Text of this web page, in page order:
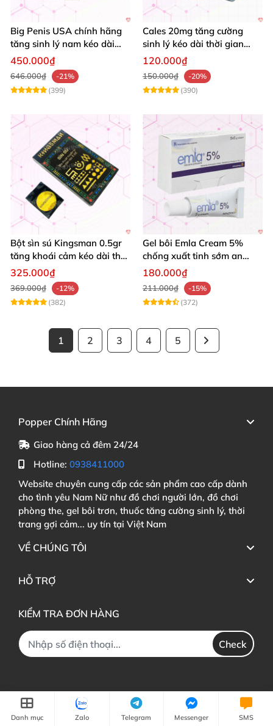
Big Penis USA chính hãng
tăng sinh lý nam kéo dài
thời gian cường dương hộp
450.000₫
646.000₫
-21%
(399)
Cales 20mg tăng cường
sinh lý kéo dài thời gian
quan hệ chống xuất tinh
120.000₫
150.000₫
-20%
(390)
Bột sìn sú Kingsman 0.5gr
tăng khoái cảm kéo dài thời
gian quan hệ
325.000₫
369.000₫
-12%
(382)
Gel bôi Emla Cream 5%
chống xuất tinh sớm an
toàn hiệu quả 5g
180.000₫
211.000₫
-15%
(372)
1 2 3 4 5
Popper Chính Hãng
Giao hàng cả đêm 24/24
Hotline: 0938411000
Website chuyên cung cấp các sản phẩm cao cấp dành
cho tình yêu Nam Nữ như đồ chơi người lớn, đồ chơi
phòng the, gel bôi trơn, thuốc tăng cường sinh lý, thời
trang gợi cảm... uy tín tại Việt Nam
VỀ CHÚNG TÔI
HỖ TRỢ
KIỂM TRA ĐƠN HÀNG
Check
Danh mục Zalo Telegram Messenger SMS